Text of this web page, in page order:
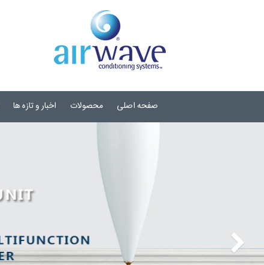
صفحه اصلی محصولات اخبار و تازه ها